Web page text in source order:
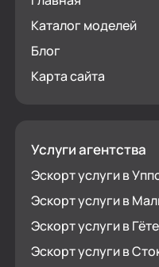
Каталог моделей
Блог
Карта сайта
Услуги агентства
Эскорт услуги в
Эскорт услуги в
Эскорт услуги в
Эскорт услуги в